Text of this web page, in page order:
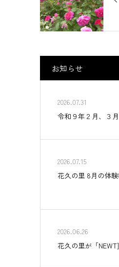
お知らせ
2026.07.31
令和９年２月、３
2026.07.15
花久の里 8月の体
2026.06.26
花久の里が「